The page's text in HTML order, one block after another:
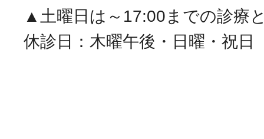
▲土曜日は～17:00までの診療
休診日：木曜午後・日曜・祝日